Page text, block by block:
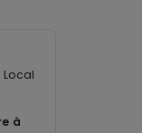
Local
à